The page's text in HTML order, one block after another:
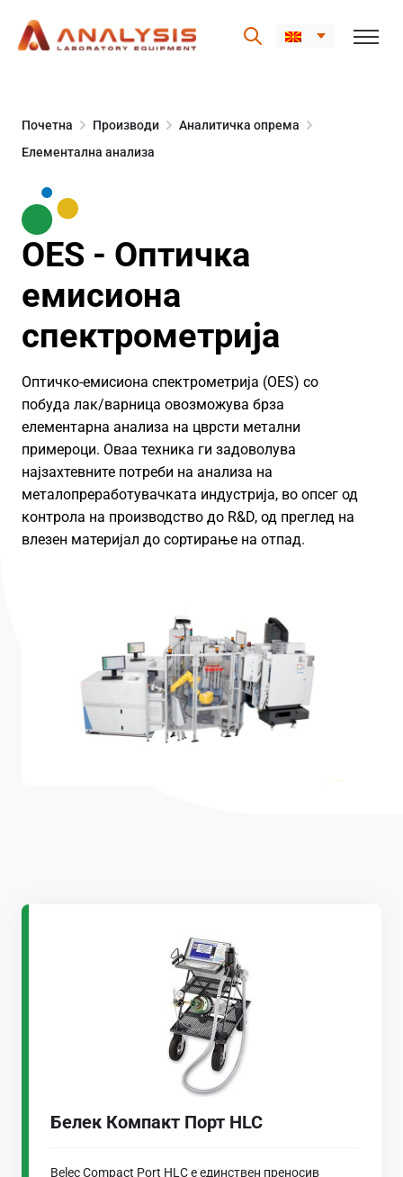
content
Почетна Производи
Аналитичка опрема
Елементална анализа
OES - Оптичка
емисиона
спектрометрија
Оптичко-емисиона спектрометрија (OES) со
побуда лак/варница овозможува брза
елементарна анализа на цврсти метални
примероци. Оваа техника ги задоволува
најзахтевните потреби на анализа на
металопреработувачката индустрија, во опсег од
контрола на производство до R&D, од преглед на
влезен материјал до сортирање на отпад.
Белек Компакт Порт HLC
Belec Compact Port HLC е единствен преносив